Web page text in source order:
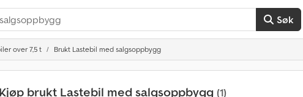
Søk
over 7,5 t Brukt Lastebil med salgsoppbygg
Kjøp brukt Lastebil med salgsoppbygg (1)